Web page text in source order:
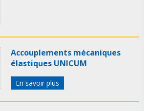
Accouplements mécaniques
élastiques UNICUM
En savoir plus